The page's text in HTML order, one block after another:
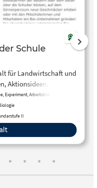
Schule
für Landwirtschaft und
Aktionsideen, Wissen
zur Verfügung.
Experiment, Arbeitsblatt, Tool
II